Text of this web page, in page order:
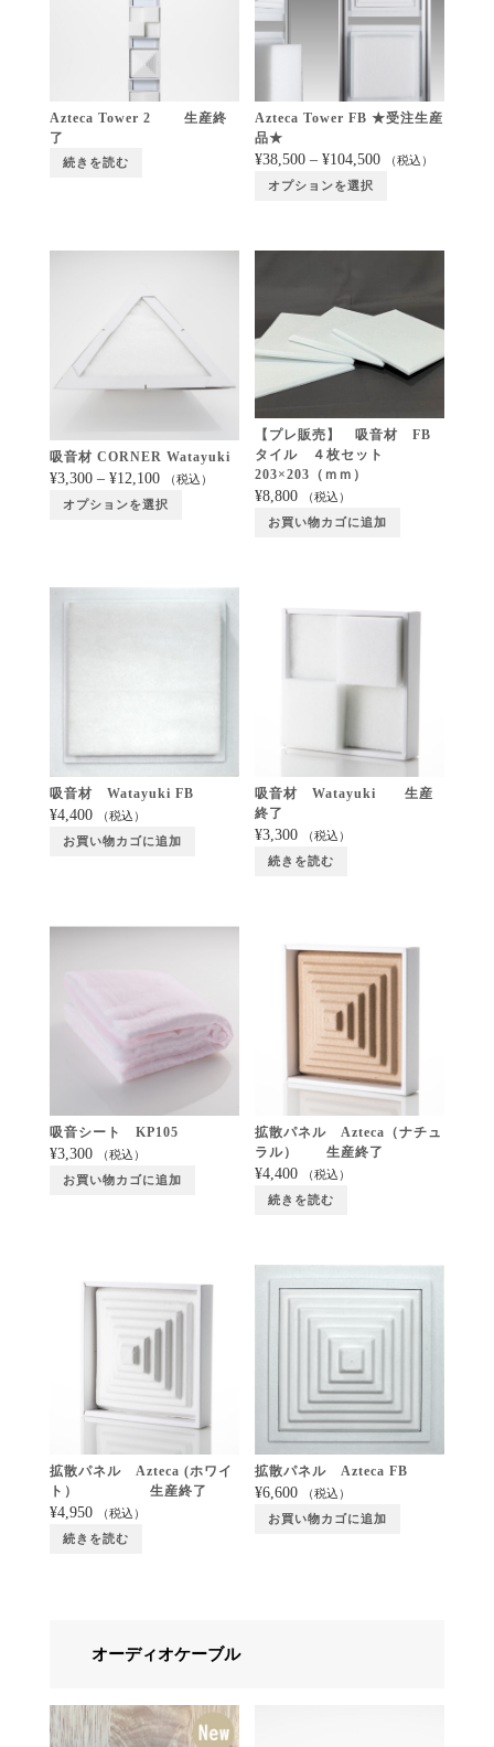
Azteca Tower 2 生産終
了
続きを読む
Azteca Tower FB ★受注生産
品★
¥38,500 –¥104,500 （税込）
オプションを選択
吸音材 CORNER Watayuki
¥3,300– ¥12,100 （税込）
オプションを選択
【プレ販売】 吸音材 FB
タイル ４枚セット
203×203（ｍｍ）
¥8,800 （税込）
お買い物カゴに追加
吸音材 Watayuki FB
¥4,400 （税込）
お買い物カゴに追加
吸音材 Watayuki 生産
終了
¥3,300 （税込）
続きを読む
吸音シート KP105
¥3,300 （税込）
お買い物カゴに追加
拡散パネル Azteca（ナチュ
ラル） 生産終了
¥4,400 （税込）
続きを読む
拡散パネル Azteca (ホワイ
ト） 生産終了
¥4,950 （税込）
続きを読む
拡散パネル Azteca FB
¥6,600 （税込）
お買い物カゴに追加
オーディオケーブル